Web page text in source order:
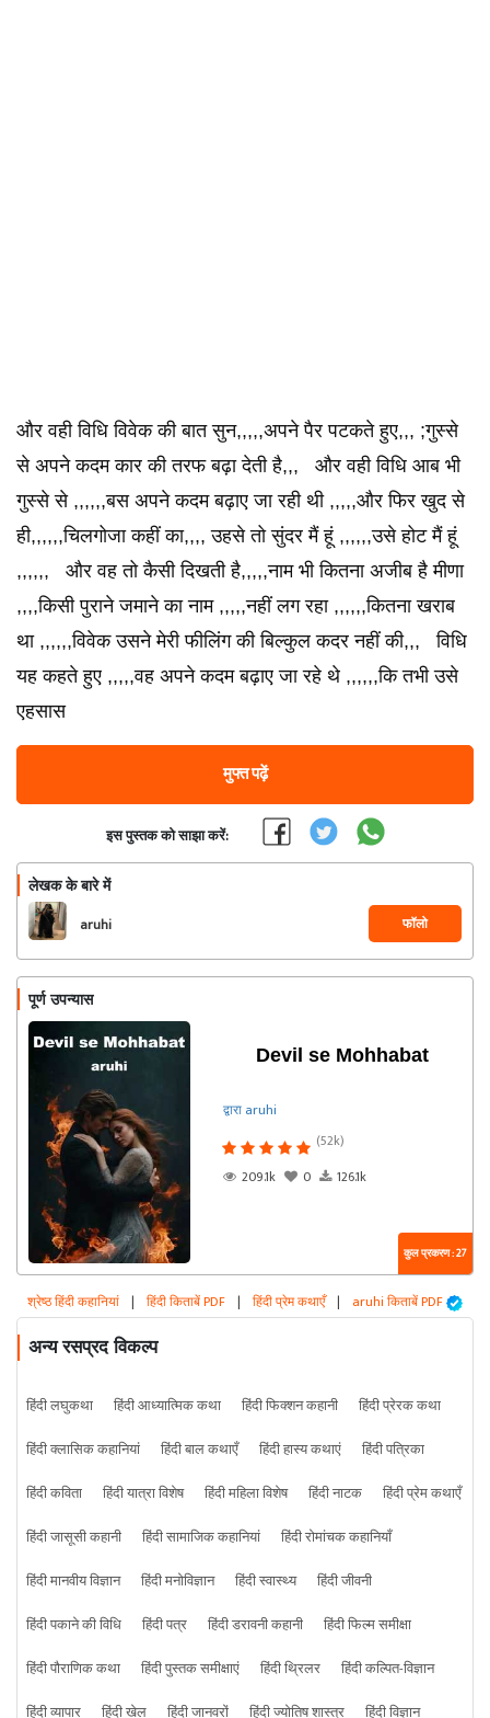
और वही विधि विवेक की बात सुन,,,,,अपने पैर पटकते हुए,,, ;गुस्से
से अपने कदम कार की तरफ बढ़ा देती है,,, और वही विधि आब भी
गुस्से से ,,,,,,बस अपने कदम बढ़ाए जा रही थी ,,,,,और फिर खुद से
ही,,,,,,चिलगोजा कहीं का,,,, उहसे तो सुंदर मैं हूं ,,,,,,उसे होट मैं हूं
,,,,,, और वह तो कैसी दिखती है,,,,,नाम भी कितना अजीब है मीणा
,,,,किसी पुराने जमाने का नाम ,,,,,नहीं लग रहा ,,,,,,कितना खराब
था ,,,,,,विवेक उसने मेरी फीलिंग की बिल्कुल कदर नहीं की,,, विधि
यह कहते हुए ,,,,,वह अपने कदम बढ़ाए जा रहे थे ,,,,,,कि तभी उसे
एहसास
मुफ्त पढ़ें
इस पुस्तक को साझा करें:
लेखक के बारे में
aruhi फॉलो
पूर्ण उपन्यास
Devil se Mohhabat
द्वारा aruhi
(52k)
209.1k
0 126.1k
कुल प्रकरण : 27
श्रेष्ठ हिंदी कहानियां | हिंदी किताबें PDF | हिंदी प्रेम कथाएँ | aruhi किताबें PDF
अन्य रसप्रद विकल्प
हिंदी लघुकथा हिंदी आध्यात्मिक कथा हिंदी फिक्शन कहानी
हिंदी प्रेरक कथा
हिंदी क्लासिक कहानियां
हिंदी बाल कथाएँ हिंदी हास्य कथाएं
हिंदी पत्रिका
हिंदी कविता
हिंदी यात्रा विशेष हिंदी महिला विशेष हिंदी नाटक
हिंदी प्रेम कथाएँ
हिंदी जासूसी कहानी
हिंदी सामाजिक कहानियां
हिंदी रोमांचक कहानियाँ
हिंदी मानवीय विज्ञान
हिंदी मनोविज्ञान हिंदी स्वास्थ्य
हिंदी जीवनी
हिंदी पकाने की विधि
हिंदी पत्र हिंदी डरावनी कहानी
हिंदी फिल्म समीक्षा
हिंदी पौराणिक कथा
हिंदी पुस्तक समीक्षाएं हिंदी थ्रिलर
हिंदी कल्पित-विज्ञान
हिंदी व्यापार
हिंदी खेल हिंदी जानवरों हिंदी ज्योतिष शास्त्र हिंदी विज्ञान